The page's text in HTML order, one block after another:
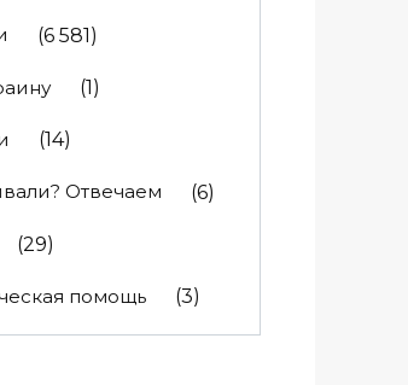
(6 581)
(1)
(14)
Отвечаем (6)
(29)
помощь (3)